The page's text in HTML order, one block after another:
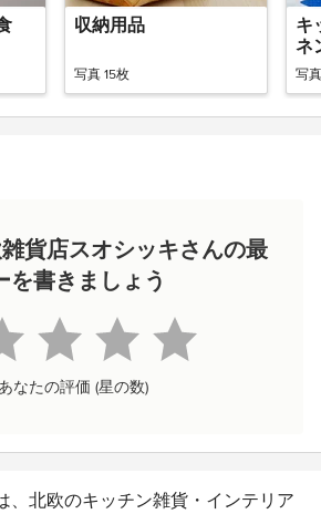
収納用品
写真 15枚
キ
ネ
写
貨店スオシッキさんの最
を書きましょう
なたの評価 (星の数)
、北欧のキッチン雑貨・インテリア